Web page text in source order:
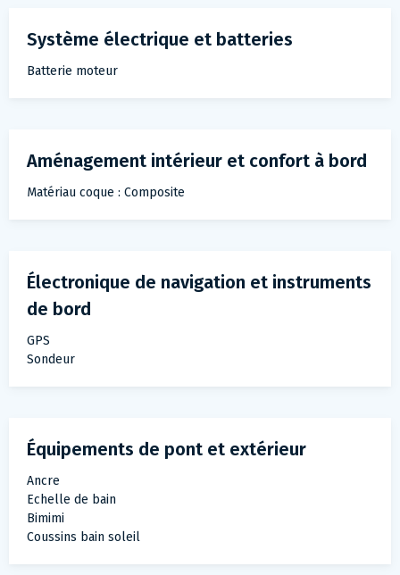
Système électrique et batteries
Batterie moteur
Aménagement intérieur et confort à bord
Matériau coque : Composite
Électronique de navigation et instruments
de bord
GPS
Sondeur
Équipements de pont et extérieur
Ancre
Echelle de bain
Bimimi
Coussins bain soleil